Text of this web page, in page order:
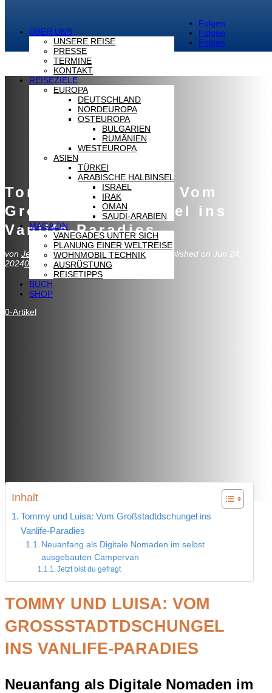
ÜBER UNS
UNSERE REISE
PRESSE
TERMINE
KONTAKT
REISEZIELE
EUROPA
DEUTSCHLAND
NORDEUROPA
OSTEUROPA
BULGARIEN
RUMÄNIEN
WESTEUROPA
ASIEN
TÜRKEI
ARABISCHE HALBINSEL
ISRAEL
IRAK
OMAN
SAUDI-ARABIEN
MAGAZIN
VANEGADES UNTER SICH
PLANUNG EINER WELTREISE
WOHNMOBIL TECHNIK
AUSRÜSTUNG
REISETIPPS
BUCH
SHOP
0-Artikel
Folgen
Folgen
Folgen
Tommy und Luisa: Vom
Großstadtdschungel ins
Vanlife-Paradies
von Jessica
Last updated Aug 10, 2024 | Published on Jun 24,
20240 Kommentare
Inhalt
Tommy und Luisa: Vom Großstadtdschungel ins
Vanlife-Paradies
Neuanfang als Digitale Nomaden im selbst
ausgebauten Campervan
Jetzt bist du gefragt
TOMMY UND LUISA: VOM
GROSSSTADTDSCHUNGEL I
NS VANLIFE-PARADIES
Neuanfang als Digitale Nomaden im